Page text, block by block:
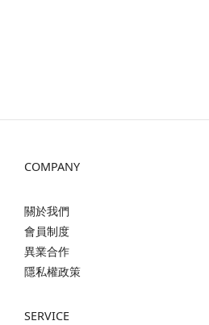
COMPANY
關於我們
會員制度
異業合作
隱私權政策
SERVICE